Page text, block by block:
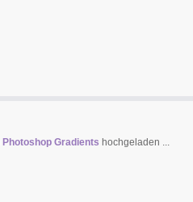
Photoshop Gradients hochgeladen ...